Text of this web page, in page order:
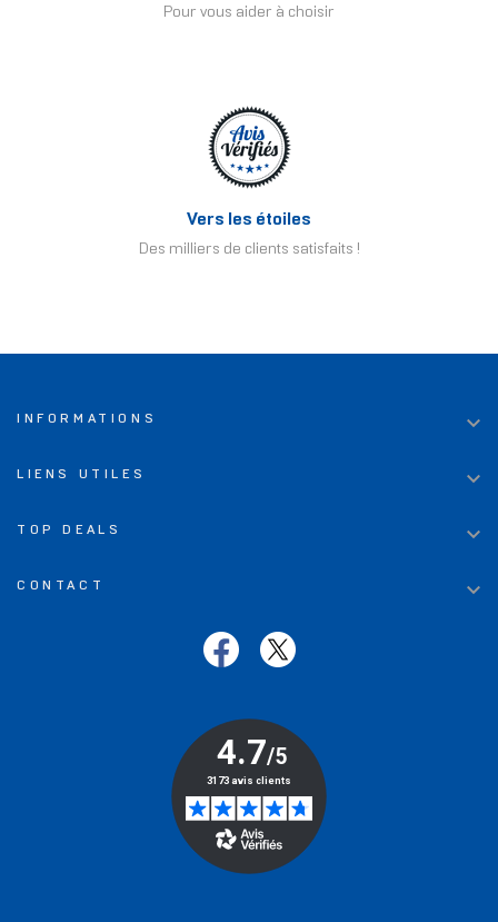
Pour vous aider à choisir
Vers les étoiles
Des milliers de clients satisfaits !
INFORMATIONS 
LIENS UTILES 
TOP DEALS 
CONTACT 